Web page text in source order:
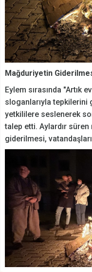
Mağduriyetin
Eylem sırasında "Artık
sloganlarıyla tepkilerini
yetkililere seslenerek
talep etti. Aylardır süren
giderilmesi,